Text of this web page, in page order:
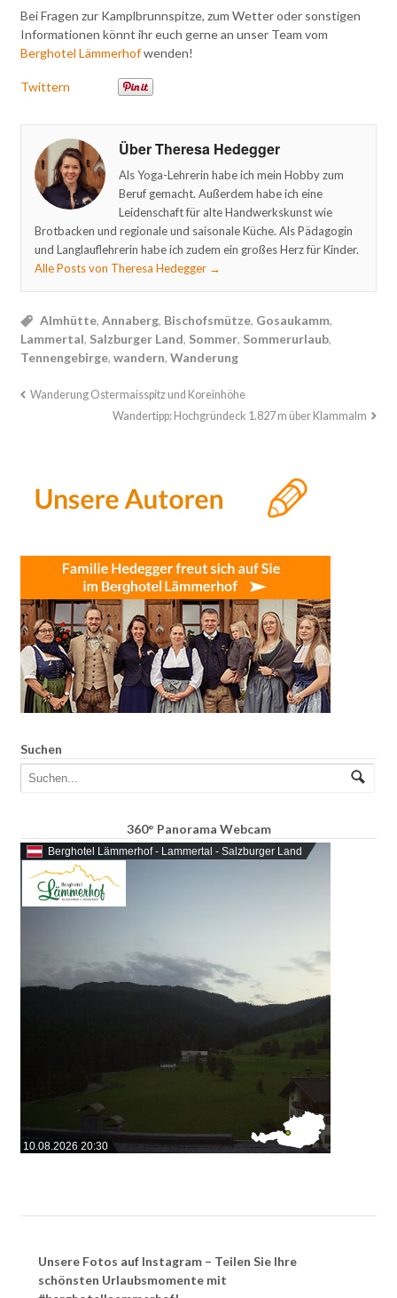
Bei Fragen zur Kamplbrunnspitze, zum Wetter oder sonstigen
Informationen könnt ihr euch gerne an unser Team vom
Berghotel Lämmerhofwenden!
Twittern
Über Theresa Hedegger
Als Yoga-Lehrerin habe ich mein Hobby zum
Beruf gemacht. Außerdem habe ich eine
Leidenschaft für alte Handwerkskunst wie
Brotbacken und regionale und saisonale Küche. Als Pädagogin
und Langlauflehrerin habe ich zudem ein großes Herz für Kinder.
Alle Posts von Theresa Hedegger →
Almhütte,Annaberg, Bischofsmütze, Gosaukamm,
Lammertal, Salzburger Land, Sommer, Sommerurlaub,
Tennengebirge, wandern, Wanderung
Wanderung Ostermaisspitz und Koreinhöhe
Wandertipp: Hochgründeck 1.827 m über Klammalm
Suchen
360° Panorama Webcam
Berghotel Lämmerhof - Lammertal - Salzburger Land
10.08.2026 20:30
Unsere Fotos auf Instagram – Teilen Sie Ihre
schönsten Urlaubsmomente mit